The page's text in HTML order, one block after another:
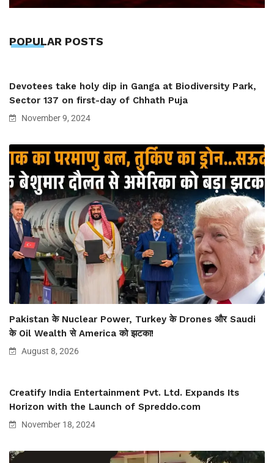
POPULAR POSTS
Devotees take holy dip in Ganga at Biodiversity Park,
Sector 137 on first-day of Chhath Puja
November 9, 2024
Pakistan के Nuclear Power, Turkey के Drones और Saudi
के Oil Wealth से America को झटका!
August 8, 2026
Creatify India Entertainment Pvt. Ltd. Expands Its
Horizon with the Launch of Spreddo.com
November 18, 2024